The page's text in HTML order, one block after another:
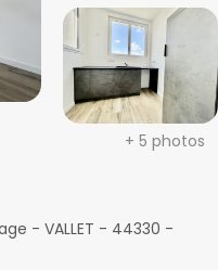
+ 5 photos
- VALLET - 44330 -